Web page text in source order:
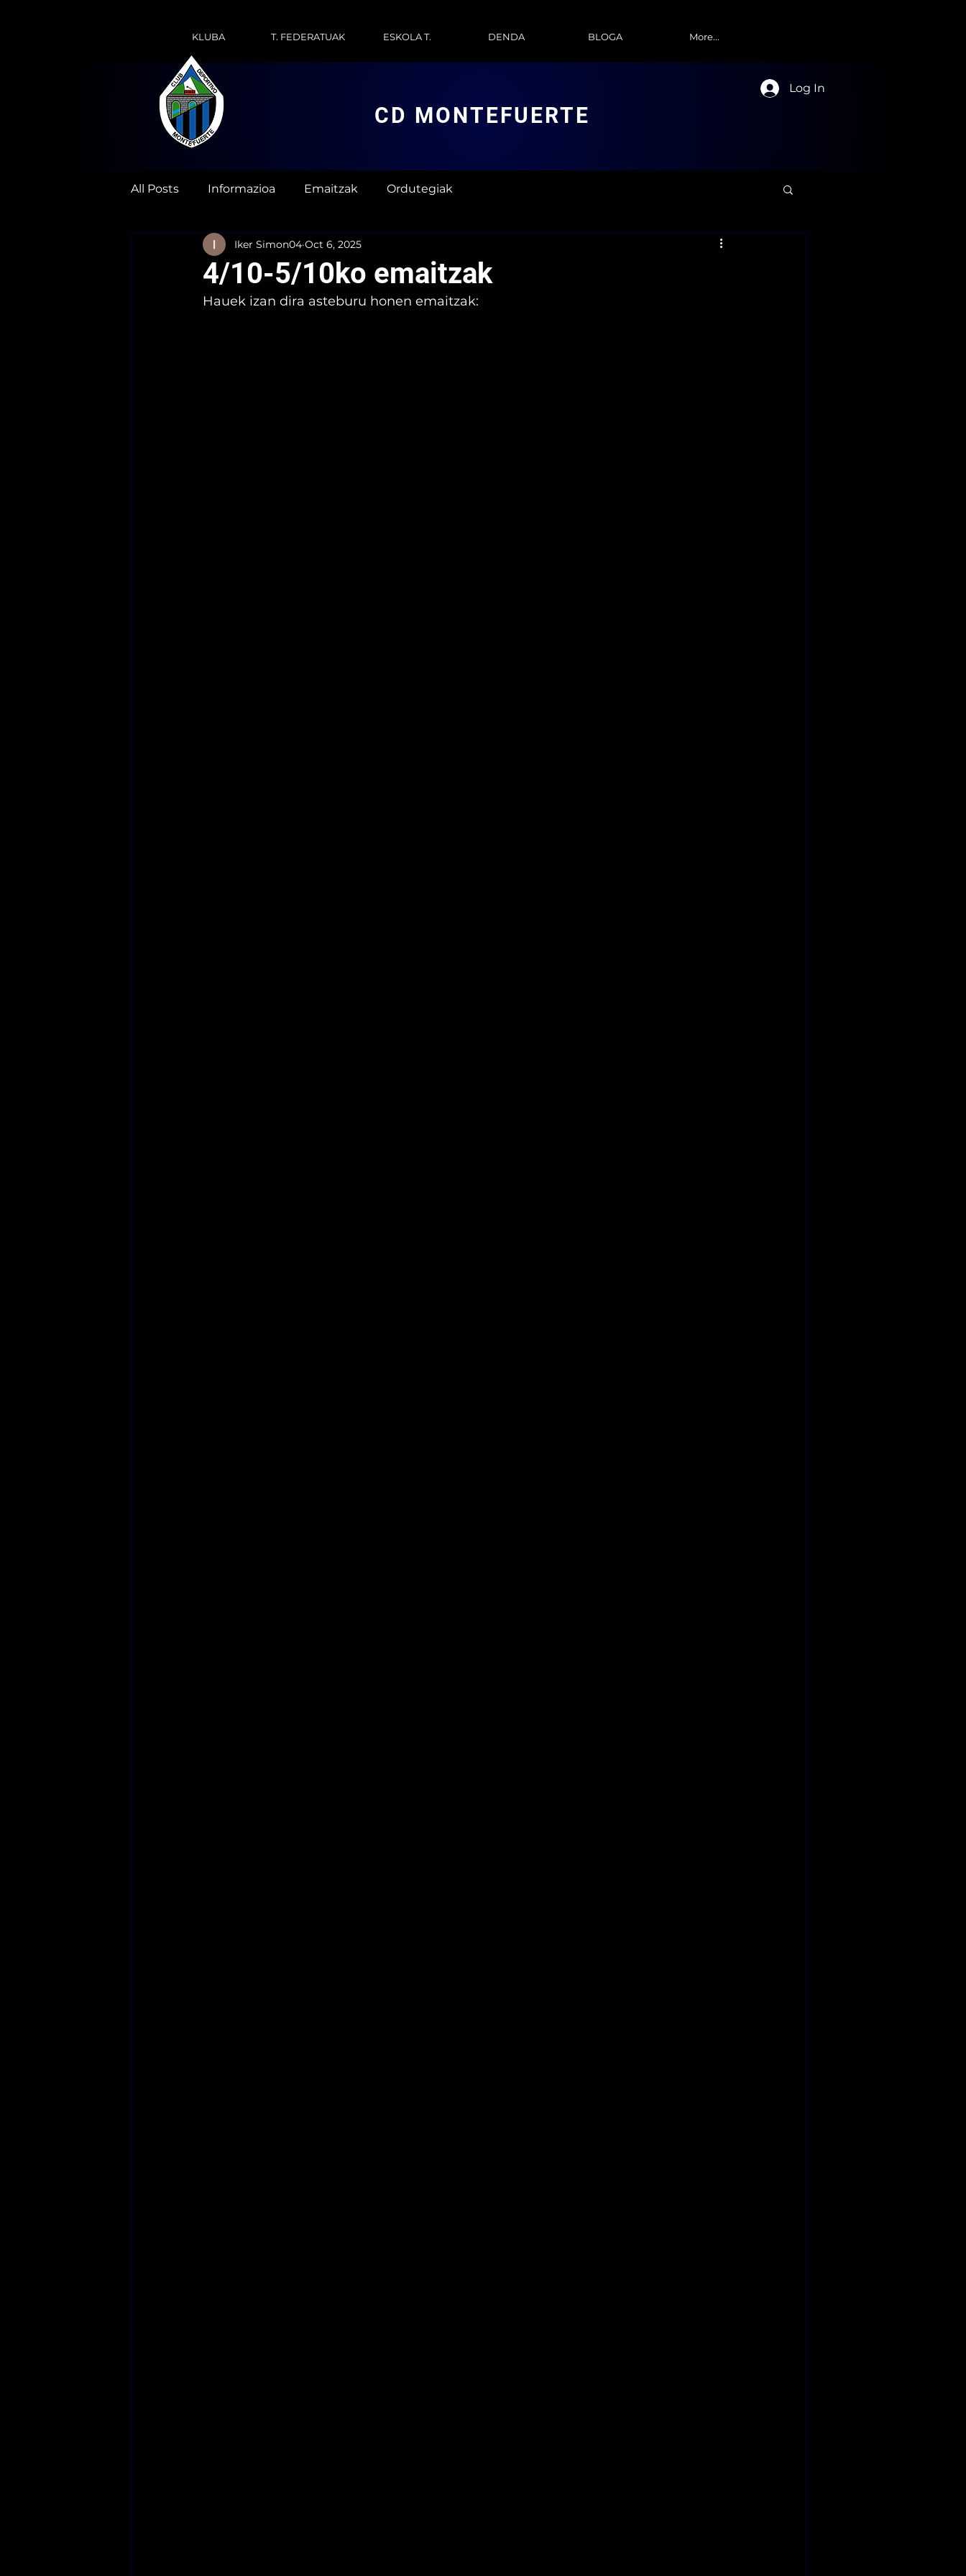
KLUBA T. FEDERATUAK ESKOLA T. DENDA BLOGA More...
CD MONTEFUERTE
Log In
All Posts Informazioa Emaitzak Ordutegiak
4/10-5/10ko emaitzak
Iker Simon04 Oct 6, 2025
Hauek izan dira asteburu honen emaitzak: